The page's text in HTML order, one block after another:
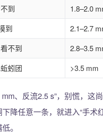
到
1.8–2.0
到
2.1–2.7
不到
2.8–3.5
蚓团 >3.5 mm
、反流2.5 s”，别慌，
降任意一条，就进入“手
。